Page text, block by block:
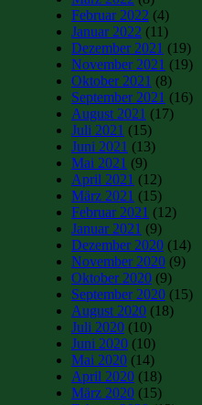
Februar 2022 (4)
Januar 2022 (11)
Dezember 2021 (19)
November 2021 (19)
Oktober 2021 (8)
September 2021 (16)
August 2021 (17)
Juli 2021 (15)
Juni 2021 (13)
Mai 2021 (9)
April 2021 (12)
März 2021 (15)
Februar 2021 (12)
Januar 2021 (9)
Dezember 2020 (14)
November 2020 (9)
Oktober 2020 (9)
September 2020 (15)
August 2020 (18)
Juli 2020 (10)
Juni 2020 (10)
Mai 2020 (14)
April 2020 (18)
März 2020 (15)